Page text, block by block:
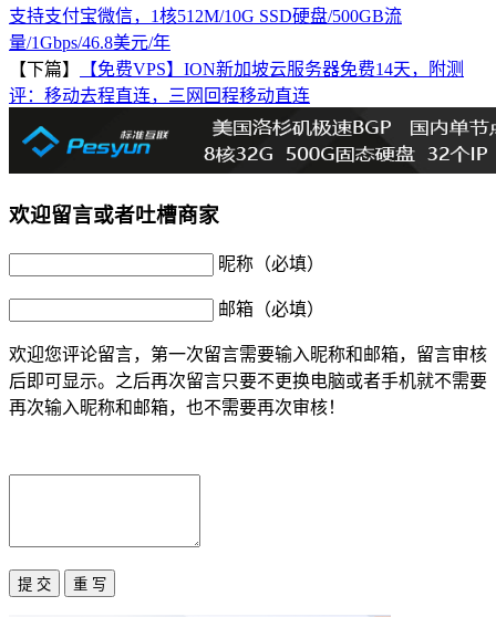
支持支付宝微信，1核512M/10G SSD硬盘/500GB流
量/1Gbps/46.8美元/年
【下篇】
【免费VPS】ION新加坡云服务器免费14天，附测
评：移动去程直连，三网回程移动直连
欢迎留言或者吐槽商家
昵称（必填）
邮箱（必填）
欢迎您评论留言，第一次留言需要输入昵称和邮箱，留言审核
后即可显示。之后再次留言只要不更换电脑或者手机就不需要
再次输入昵称和邮箱，也不需要再次审核！